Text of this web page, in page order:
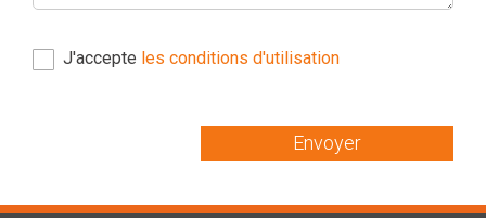
J'accepte les conditions d'utilisation
Envoyer